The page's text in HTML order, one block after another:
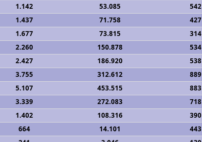
1.142 53.085 542
1.437 71.758 427
1.677 73.815 314
2.260 150.878 534
2.427 186.920 538
3.755 312.612 889
5.107 453.515 883
3.339 272.083 718
1.402 108.316 390
664 14.101 443